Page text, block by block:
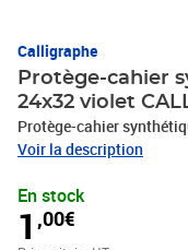
Calligraphe
Protège-cahier
24x32 violet
Protège-cahier
Voir la description
En stock
1 ,00€